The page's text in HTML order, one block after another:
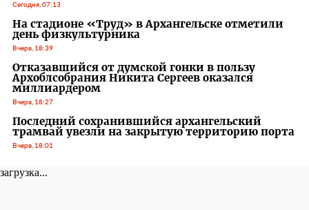
Сегодня, 07:13
На стадионе «Труд» в Архангельске отметили
день физкультурника
Вчера, 18:39
Отказавшийся от думской гонки в пользу
Архоблсобрания Никита Сергеев оказался
миллиардером
Вчера, 18:27
Последний сохранившийся архангельский
трамвай увезли на закрытую территорию порта
Вчера, 18:01
загрузка...